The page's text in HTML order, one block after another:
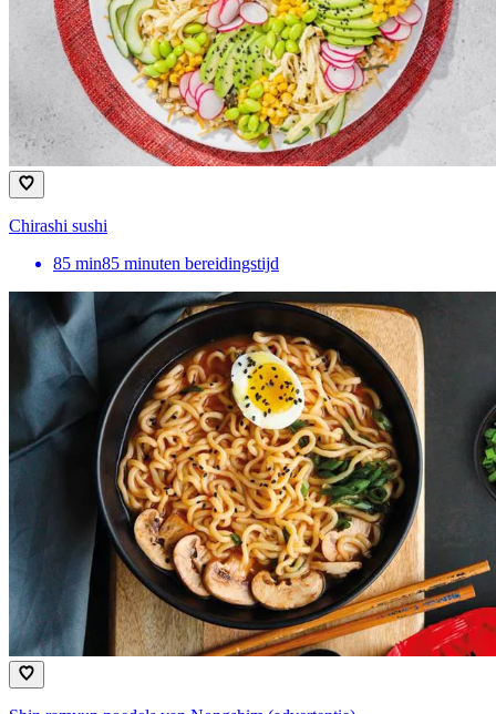
Chirashi sushi
85 min85 minuten bereidingstijd